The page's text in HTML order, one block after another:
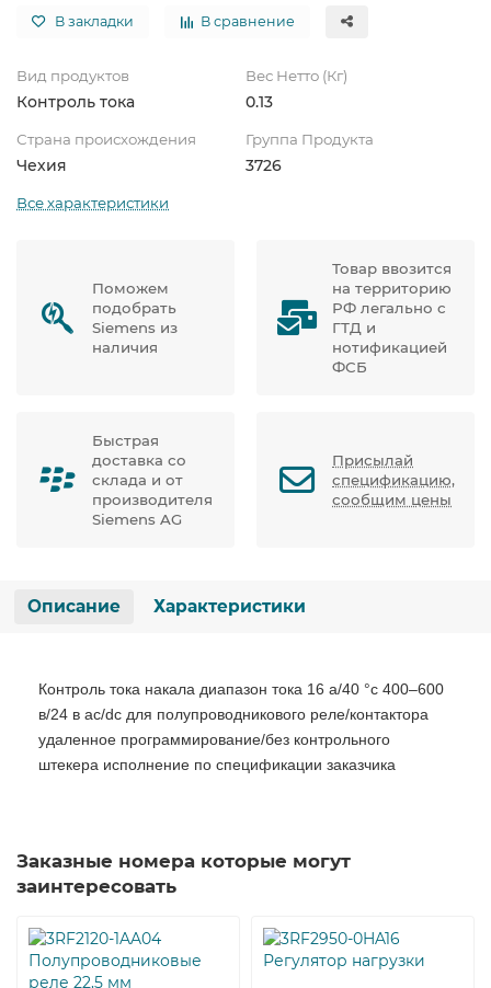
В закладки В сравнение
Вид продуктов
Контроль тока
Вес Нетто (Кг)
0.13
Страна происхождения
Чехия
Группа Продукта
3726
Все характеристики
Поможем
подобрать
Siemens из
наличия
Товар ввозится
на территорию
РФ легально с
ГТД и
нотификацией
ФСБ
Быстрая
доставка со
склада и от
производителя
Siemens AG
Присылай
спецификацию,
сообщим цены
Описание Характеристики
Контроль тока накала диапазон тока 16 a/40 °c 400–600
в/24 в ac/dc для полупроводникового реле/контактора
удаленное программирование/без контрольного
штекера исполнение по спецификации заказчика
Заказные номера которые могут
заинтересовать